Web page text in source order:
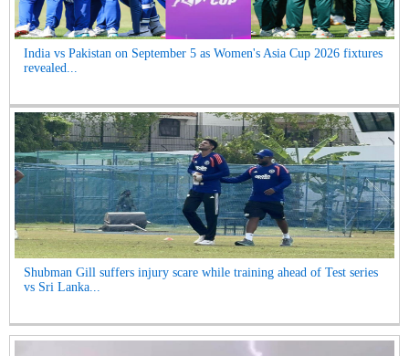
India vs Pakistan on September 5 as Women's Asia Cup 2026 fixtures
revealed...
Shubman Gill suffers injury scare while training ahead of Test series
vs Sri Lanka...